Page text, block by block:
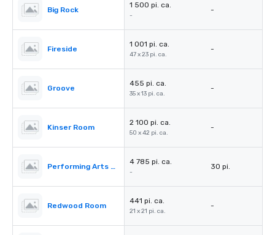
Big Rock
1 500 pi. ca.
-
-
Fireside
1 001 pi. ca.
47 x 23 pi. ca.
-
Groove
455 pi. ca.
35 x 13 pi. ca.
-
Kinser Room
2 100 pi. ca.
50 x 42 pi. ca.
-
Performing Arts Center (PAC)
4 785 pi. ca.
-
30 pi.
Redwood Room
441 pi. ca.
21 x 21 pi. ca.
-